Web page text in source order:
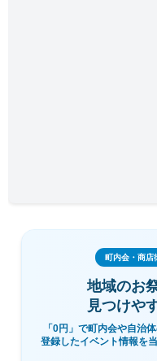
町内会・商店
地域のお
見つけや
「0円」で町内会や自治
登録したイベント情報を